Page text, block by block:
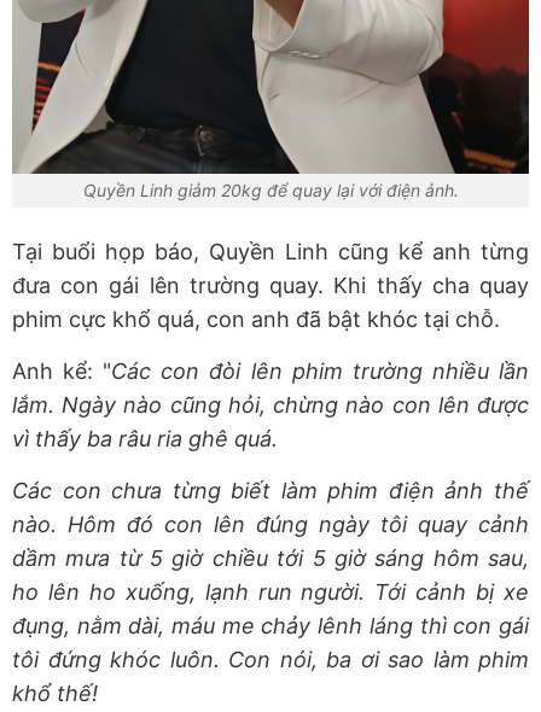
Quyền Linh giảm 20kg để quay lại với điện ảnh.
Tại buổi họp báo, Quyền Linh cũng kể anh từng
đưa con gái lên trường quay. Khi thấy cha quay
phim cực khổ quá, con anh đã bật khóc tại chỗ.
Anh kể: "Các con đòi lên phim trường nhiều lần
lắm. Ngày nào cũng hỏi, chừng nào con lên được
vì thấy ba râu ria ghê quá.
Các con chưa từng biết làm phim điện ảnh thế
nào. Hôm đó con lên đúng ngày tôi quay cảnh
dầm mưa từ 5 giờ chiều tới 5 giờ sáng hôm sau,
ho lên ho xuống, lạnh run người. Tới cảnh bị xe
đụng, nằm dài, máu me chảy lênh láng thì con gái
tôi đứng khóc luôn. Con nói, ba ơi sao làm phim
khổ thế!